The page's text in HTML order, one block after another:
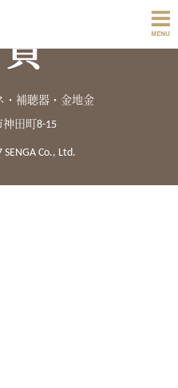
・補聴器・金地金
田町8-15
Co., Ltd.